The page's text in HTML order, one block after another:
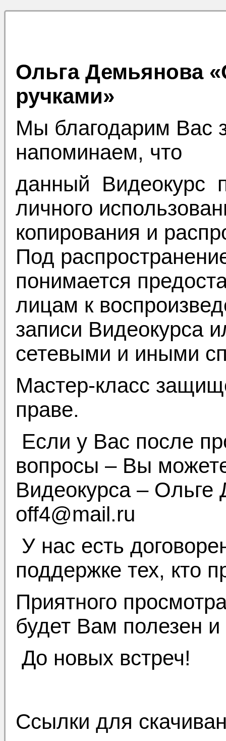
Ольга Демьянова
ручками»
Мы благодарим Вас
напоминаем, что
данный Видеокурс
личного
копирования и
Под
понимается
лицам к
записи Видеокурса
сетевыми и иными
Мастер-класс
праве.
Если у Вас после
вопросы – Вы
Видеокурса –
off4@mail.ru
У нас есть
поддержке тех, кто
Приятного
будет Вам полезен и
До новых встреч!
Ссылки для